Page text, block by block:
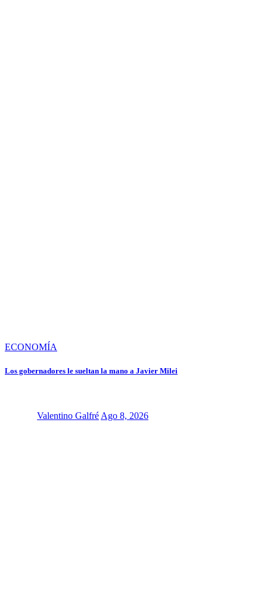
ECONOMÍA
Los gobernadores le sueltan la mano a Javier Milei
Valentino Galfré Ago 8, 2026